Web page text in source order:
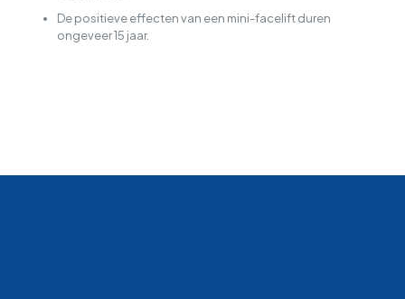
De positieve effecten van een mini-facelift duren
ongeveer 15 jaar.